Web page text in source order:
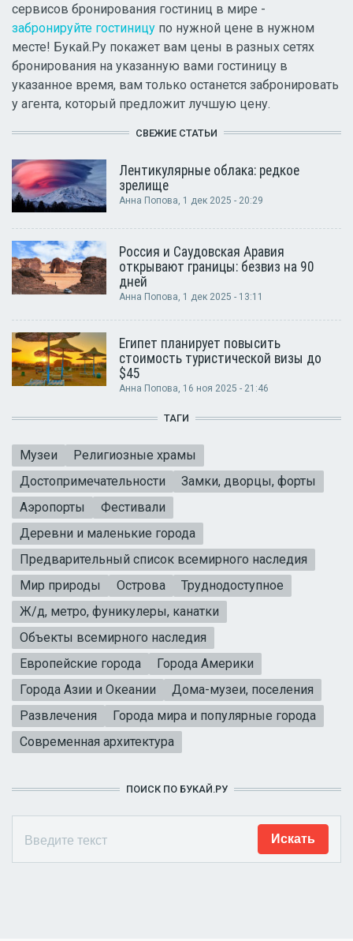
сервисов бронирования гостиниц в мире -
забронируйте гостиницу по нужной цене в нужном
месте! Букай.Ру покажет вам цены в разных сетях
бронирования на указанную вами гостиницу в
указанное время, вам только останется забронировать
у агента, который предложит лучшую цену.
СВЕЖИЕ СТАТЬИ
Лентикулярные облака: редкое
зрелище
Анна Попова , 1 дек 2025 - 20:29
Россия и Саудовская Аравия
открывают границы: безвиз на 90
дней
Анна Попова, 1 дек 2025 - 13:11
Египет планирует повысить
стоимость туристической визы до
$45
Анна Попова, 16 ноя 2025 - 21:46
ТАГИ
Музеи
Религиозные храмы
Достопримечательности
Замки, дворцы, форты
Аэропорты
Фестивали
Деревни и маленькие города
Предварительный список всемирного наследия
Мир природы
Острова
Труднодоступное
Ж/д, метро, фуникулеры, канатки
Объекты всемирного наследия
Европейские города
Города Америки
Города Азии и Океании
Дома-музеи, поселения
Развлечения
Города мира и популярные города
Современная архитектура
ПОИСК ПО БУКАЙ.РУ